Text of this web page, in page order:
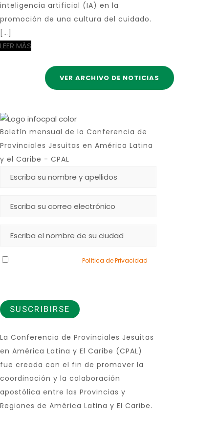
inteligencia artificial (IA) en la
promoción de una cultura del cuidado.
[…]
LEER MÁS
VER ARCHIVO DE NOTICIAS
Boletín mensual de la Conferencia de
Provinciales Jesuitas en América Latina
y el Caribe - CPAL
Política de Privacidad
La Conferencia de Provinciales Jesuitas
en América Latina y El Caribe (CPAL)
fue creada con el fin de promover la
coordinación y la colaboración
apostólica entre las Provincias y
Regiones de América Latina y El Caribe.